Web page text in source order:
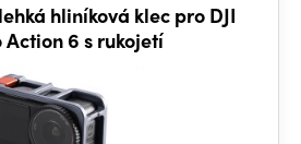
hliníková klec pro DJI
Action 6 s rukojetí